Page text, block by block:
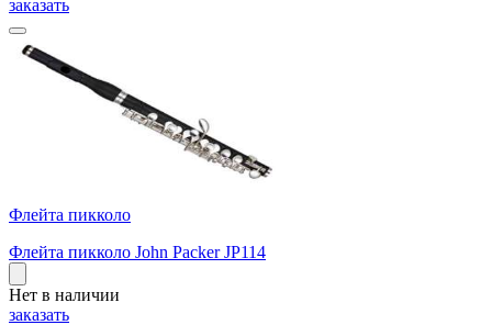
заказать
Флейта пикколо
Флейта пикколо John Packer JP114
Нет в наличии
заказать